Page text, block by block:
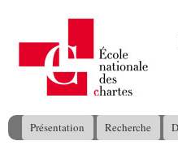
Menu principal
Présentation Recherche